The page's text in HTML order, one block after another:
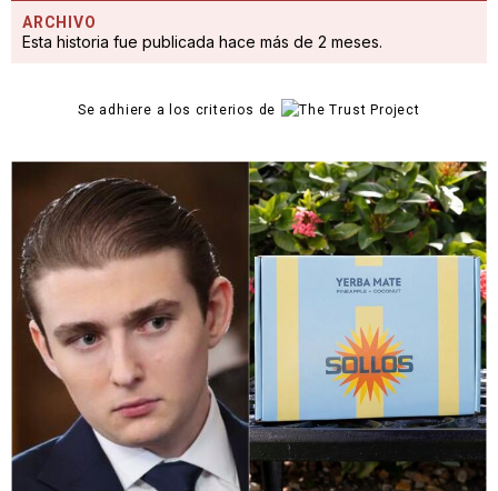
ARCHIVO
Esta historia fue publicada hace más de 2 meses.
Se adhiere a los criterios de